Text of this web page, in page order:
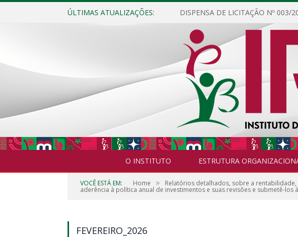
ÚLTIMAS ATUALIZAÇÕES:
O INSTITUTO ESTRUTURA
VOCÊ ESTÁ EM: Home » Relatórios detalhados, sobre a
aderência à política anual de investimentos e suas revisões e submetê-
FEVEREIRO_2026